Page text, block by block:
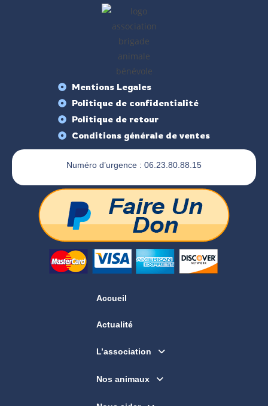
Mentions Legales
Politique de confidentialité
Politique de retour
Conditions générale de ventes
Numéro d’urgence : 06.23.80.88.15
Accueil
Actualité
L’association
Nos animaux